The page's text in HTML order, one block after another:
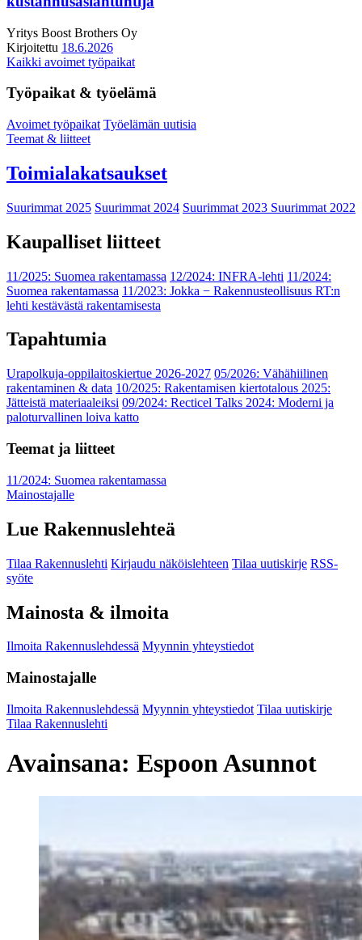
Yritys Boost Brothers Oy
Kirjoitettu 18.6.2026
Kaikki avoimet työpaikat
Työpaikat & työelämä
Avoimet työpaikat Työelämän uutisia
Teemat & liitteet
Toimialakatsaukset
Suurimmat 2025 Suurimmat 2024 Suurimmat 2023 Suurimmat 2022
Kaupalliset liitteet
11/2025: Suomea rakentamassa 12/2024: INFRA-lehti 11/2024:
Suomea rakentamassa 11/2023: Jokka − Rakennusteollisuus RT:n
lehti kestävästä rakentamisesta
Tapahtumia
Urapolkuja-oppilaitoskiertue 2026-2027 05/2026: Vähähiilinen
rakentaminen & data 10/2025: Rakentamisen kiertotalous 2025:
Jätteistä materiaaleiksi 09/2024: Recticel Talks 2024: Moderni ja
paloturvallinen loiva katto
Teemat ja liitteet
11/2024: Suomea rakentamassa
Mainostajalle
Lue Rakennuslehteä
Tilaa Rakennuslehti Kirjaudu näköislehteen Tilaa uutiskirje RSS-
syöte
Mainosta & ilmoita
Ilmoita Rakennuslehdessä Myynnin yhteystiedot
Mainostajalle
Ilmoita Rakennuslehdessä Myynnin yhteystiedot Tilaa uutiskirje
Tilaa Rakennuslehti
Avainsana: Espoon Asunnot